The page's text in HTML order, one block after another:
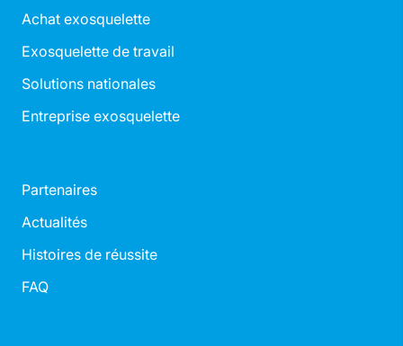
Achat exosquelette
Exosquelette de travail
Solutions nationales
Entreprise exosquelette
Partenaires
Actualités
Histoires de réussite
FAQ